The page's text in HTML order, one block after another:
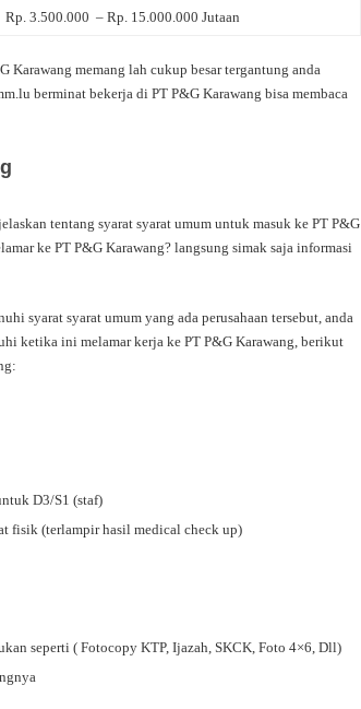
Rp. 3.500.000 – Rp. 15.000.000 Jutaan
memang lah cukup besar tergantung anda
berminat bekerja di PT P&G Karawang bisa membaca
tentang syarat syarat umum untuk masuk ke PT P&G
ke PT P&G Karawang? langsung simak saja informasi
syarat syarat umum yang ada perusahaan tersebut, anda
ketika ini melamar kerja ke PT P&G Karawang, berikut
D3/S1 (staf)
fisik (terlampir hasil medical check up)
seperti ( Fotocopy KTP, Ijazah, SKCK, Foto 4×6, Dll)